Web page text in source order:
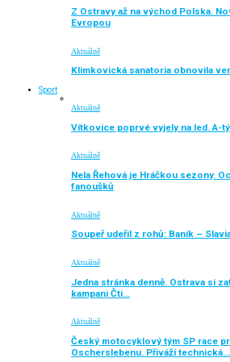
Z Ostravy až na východ Polska.
Evropou
Aktuálně
Klimkovická sanatoria obnovila
Sport
Aktuálně
Vítkovice poprvé vyjely na led. A-
Aktuálně
Nela Řehová je Hráčkou sezony.
fanoušků
Aktuálně
Soupeř udeřil z rohů: Baník –
Aktuálně
Jedna stránka denně. Ostrava si
kampani Čti…
Aktuálně
Český motocyklový tým SP race
Oscherslebenu. Přiváží technická…